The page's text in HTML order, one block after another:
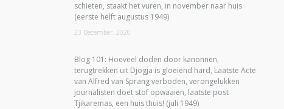
schieten, staakt het vuren, in november naar huis
(eerste helft augustus 1949)
23 December, 2020
Blog 101: Hoeveel doden door kanonnen,
terugtrekken uit Djogja is gloeiend hard, Laatste Acte
van Alfred van Sprang verboden, verongelukken
journalisten doet stof opwaaien, laatste post
Tjikaremas, een huis thuis! (juli 1949)